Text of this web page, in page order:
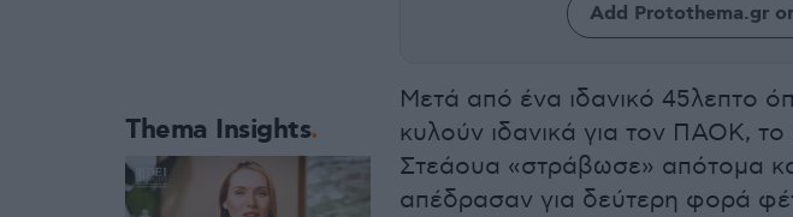
Add Protothema.gr
Μετά από ένα ιδανικό 45λεπτο
κυλούν ιδανικά για τον ΠΑΟΚ,
Στεάουα «στράβωσε» απότομα
απέδρασαν για δεύτερη φορά
Thema Insights